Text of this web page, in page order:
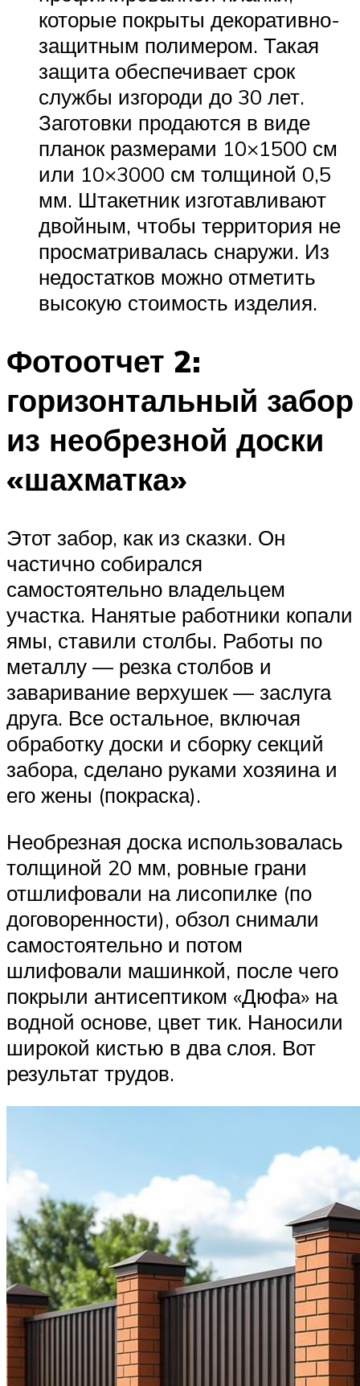
которые покрыты декоративно-
защитным полимером. Такая
защита обеспечивает срок
службы изгороди до 30 лет.
Заготовки продаются в виде
планок размерами 10×1500 см
или 10×3000 см толщиной 0,5
мм. Штакетник изготавливают
двойным, чтобы территория не
просматривалась снаружи. Из
недостатков можно отметить
высокую стоимость изделия.
Фотоотчет 2:
горизонтальный забор
из необрезной доски
«шахматка»
Этот забор, как из сказки. Он
частично собирался
самостоятельно владельцем
участка. Нанятые работники копали
ямы, ставили столбы. Работы по
металлу — резка столбов и
заваривание верхушек — заслуга
друга. Все остальное, включая
обработку доски и сборку секций
забора, сделано руками хозяина и
его жены (покраска).
Необрезная доска использовалась
толщиной 20 мм, ровные грани
отшлифовали на лисопилке (по
договоренности), обзол снимали
самостоятельно и потом
шлифовали машинкой, после чего
покрыли антисептиком «Дюфа» на
водной основе, цвет тик. Наносили
широкой кистью в два слоя. Вот
результат трудов.